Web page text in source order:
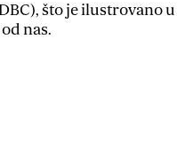
što je ilustrovano
nas.